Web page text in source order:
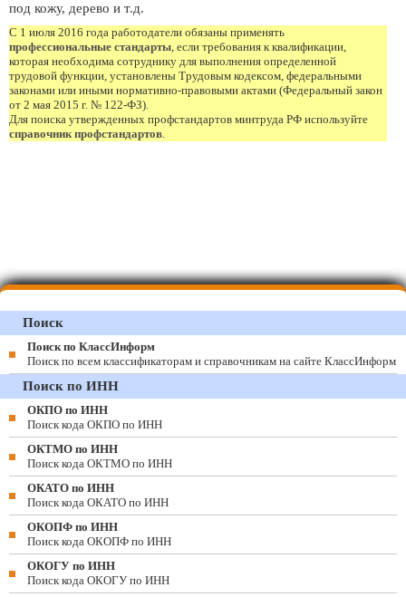
под кожу, дерево и т.д.
С 1 июля 2016 года работодатели обязаны применять
профессиональные стандарты, если требования к квалификации,
которая необходима сотруднику для выполнения определенной
трудовой функции, установлены Трудовым кодексом, федеральными
законами или иными нормативно-правовыми актами (Федеральный закон
от 2 мая 2015 г. № 122-ФЗ).
Для поиска утвержденных профстандартов минтруда РФ используйте
справочник профстандартов.
Поиск
Поиск по КлассИнформ
Поиск по всем классификаторам и справочникам на сайте КлассИнформ
Поиск по ИНН
ОКПО по ИНН
Поиск кода ОКПО по ИНН
ОКТМО по ИНН
Поиск кода ОКТМО по ИНН
ОКАТО по ИНН
Поиск кода ОКАТО по ИНН
ОКОПФ по ИНН
Поиск кода ОКОПФ по ИНН
ОКОГУ по ИНН
Поиск кода ОКОГУ по ИНН